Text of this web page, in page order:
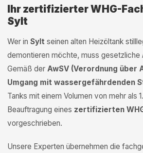
Ihr zertifizierter WHG-
Sylt
Wer in Sylt seinen alten Heizöltank
demontieren möchte, muss gesetzliche
Gemäß der AwSV (Verordnung über
Umgang mit wassergefährdenden
Tanks mit einem Volumen von mehr als
Beauftragung eines zertifizierten
vorgeschrieben.
Unsere Experten übernehmen die